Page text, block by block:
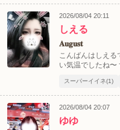
2026/08/04 20:11
しえる
𝐀𝐮𝐠𝐮𝐬𝐭
こんばんはしえる
い気温でしたね〜
スーパーイイネ(1)
2026/08/04 20:07
ゆゆ
沖縄